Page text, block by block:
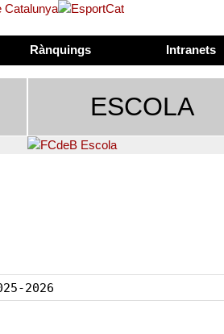
Rànquings Intranets
ESCOLA